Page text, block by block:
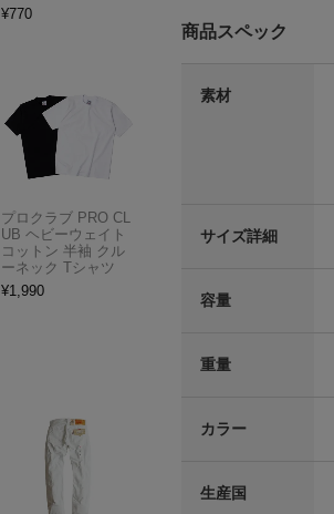
商品スペック
素材
サイズ詳細
容量
重量
カラー
生産国
¥770
プロクラブ PRO CL
UB ヘビーウェイト
コットン 半袖 クル
ーネック Tシャツ
¥1,990